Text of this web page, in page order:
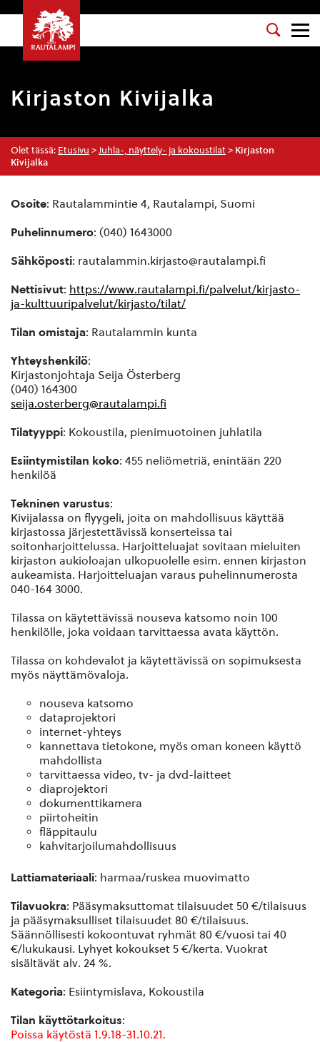
Kirjaston Kivijalka
Olet tässä: Etusivu > Juhla-, näyttely- ja kokoustilat > Kirjaston
Kivijalka
Osoite: Rautalammintie 4, Rautalampi, Suomi
Puhelinnumero: (040) 1643000
Sähköposti: rautalammin.kirjasto@rautalampi.fi
Nettisivut: https://www.rautalampi.fi/palvelut/kirjasto-
ja-kulttuuripalvelut/kirjasto/tilat/
Tilan omistaja: Rautalammin kunta
Yhteyshenkilö:
Kirjastonjohtaja Seija Österberg
(040) 164300
seija.osterberg@rautalampi.fi
Tilatyyppi: Kokoustila, pienimuotoinen juhlatila
Esiintymistilan koko: 455 neliömetriä, enintään 220
henkilöä
Tekninen varustus:
Kivijalassa on flyygeli, joita on mahdollisuus käyttää
kirjastossa järjestettävissä konserteissa tai
soitonharjoittelussa. Harjoitteluajat sovitaan mieluiten
kirjaston aukioloajan ulkopuolelle esim. ennen kirjaston
aukeamista. Harjoitteluajan varaus puhelinnumerosta
040-164 3000.
Tilassa on käytettävissä nouseva katsomo noin 100
henkilölle, joka voidaan tarvittaessa avata käyttön.
Tilassa on kohdevalot ja käytettävissä on sopimuksesta
myös näyttämövaloja.
nouseva katsomo
dataprojektori
internet-yhteys
kannettava tietokone, myös oman koneen käyttö
mahdollista
tarvittaessa video, tv- ja dvd-laitteet
diaprojektori
dokumenttikamera
piirtoheitin
fläppitaulu
kahvitarjoilumahdollisuus
Lattiamateriaali: harmaa/ruskea muovimatto
Tilavuokra: Pääsymaksuttomat tilaisuudet 50 €/tilaisuus
ja pääsymaksulliset tilaisuudet 80 €/tilaisuus.
Säännöllisesti kokoontuvat ryhmät 80 €/vuosi tai 40
€/lukukausi. Lyhyet kokoukset 5 €/kerta. Vuokrat
sisältävät alv. 24 %.
Kategoria: Esiintymislava, Kokoustila
Tilan käyttötarkoitus:
Poissa käytöstä 1.9.18-31.10.21.